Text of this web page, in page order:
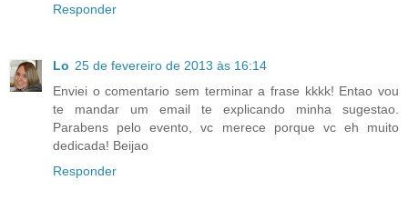
Responder
Lo 25 de fevereiro de 2013 às 16:14
Enviei o comentario sem terminar a frase kkkk! Entao vou
te mandar um email te explicando minha sugestao.
Parabens pelo evento, vc merece porque vc eh muito
dedicada! Beijao
Responder